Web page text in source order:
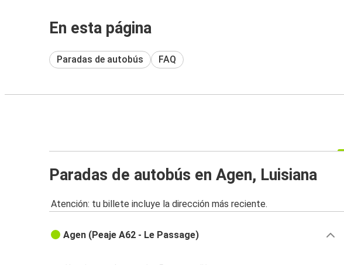
En esta página
Paradas de autobús FAQ
Paradas de autobús en Agen, Luisiana
Atención: tu billete incluye la dirección más reciente.
Agen (Peaje A62 - Le Passage)